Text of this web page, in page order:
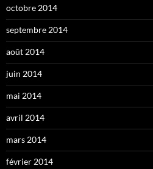
octobre 2014
septembre 2014
août 2014
juin 2014
mai 2014
avril 2014
mars 2014
février 2014